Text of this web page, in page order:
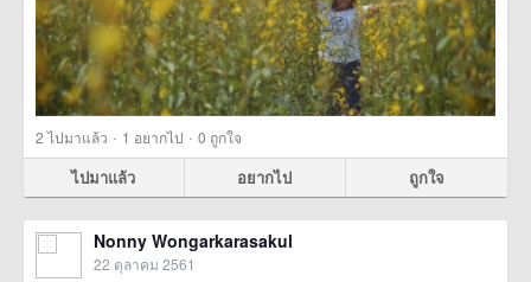
2ไปมาแล้ว · 1 อยากไป · 0 ถูกใจ
ไปมาแล้ว อยากไป ถูกใจ
Nonny Wongarkarasakul
22 ตุลาคม 2561